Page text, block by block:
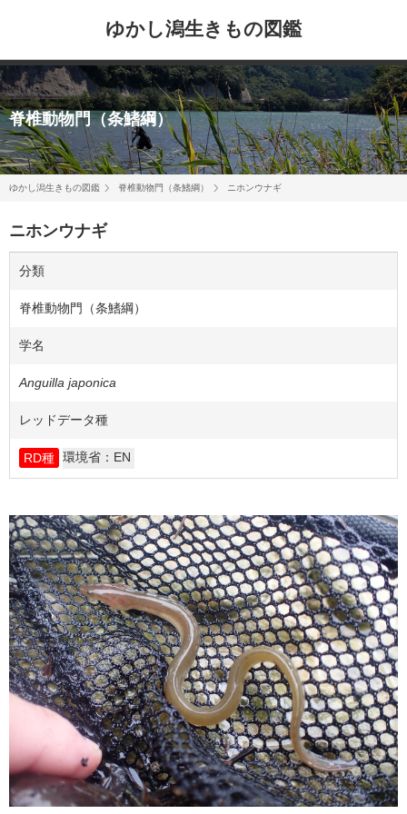
ゆかし潟生きもの図鑑
脊椎動物門（条鰭綱）
ゆかし潟生きもの図鑑 脊椎動物門（条鰭綱） ニホンウナギ
ニホンウナギ
分類
脊椎動物門（条鰭綱）
学名
Anguilla japonica
レッドデータ種
RD種 環境省：EN